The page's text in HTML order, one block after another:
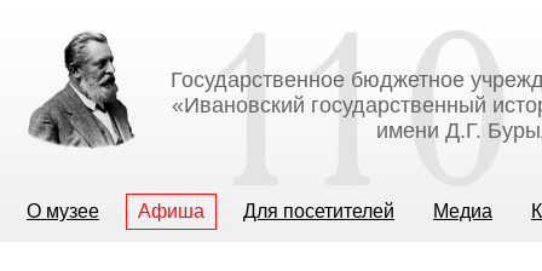
Государственное бюджетное
«Ивановский государственный
имени Д.Г.
О музее Афиша Для посетителей Медиа